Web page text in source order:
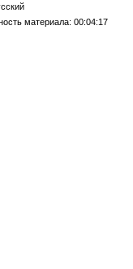
материала: 00:04:17